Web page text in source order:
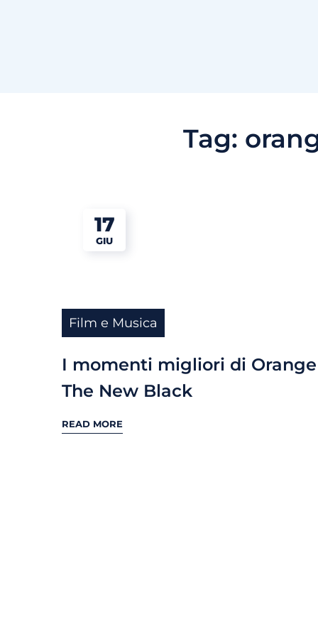
Tag:
17
GIU
Film e Musica
I momenti migliori di
The New Black
READ MORE